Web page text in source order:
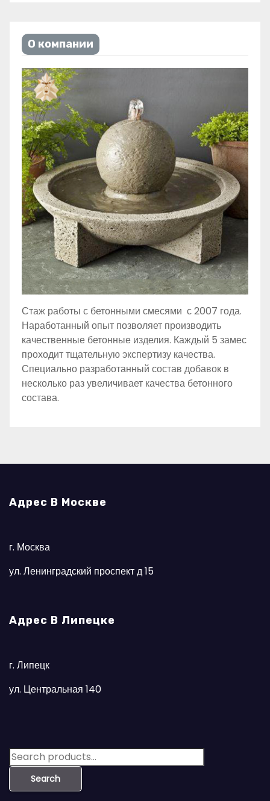
О компании
Стаж работы с бетонными смесями с 2007 года.
Наработанный опыт позволяет производить
качественные бетонные изделия. Каждый 5 замес
проходит тщательную экспертизу качества.
Специально разработанный состав добавок в
несколько раз увеличивает качества бетонного
состава.
Адрес В Москве
г. Москва
ул. Ленинградский проспект д 15
Адрес В Липецке
г. Липецк
ул. Центральная 140
S
e
Search